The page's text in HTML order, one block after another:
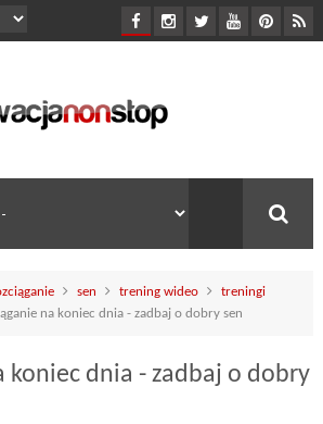
sen trening wideo
treningi
na koniec dnia - zadbaj o dobry sen
koniec dnia - zadbaj o dobry